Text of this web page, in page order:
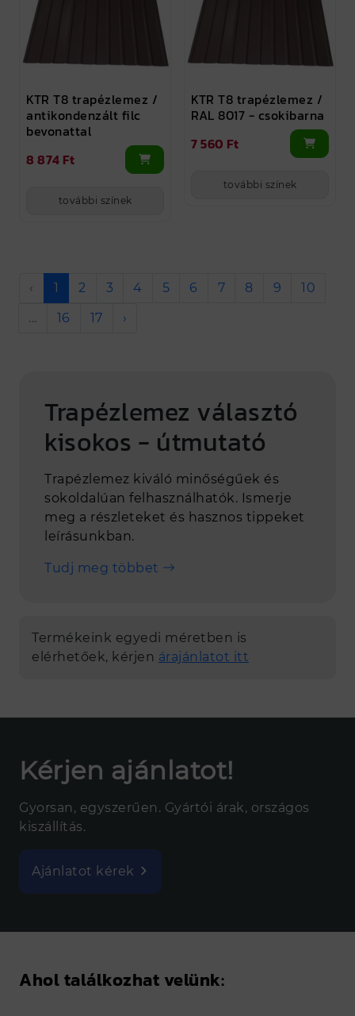
KTR T8 trapézlemez /
antikondenzált filc
bevonattal
8 874 Ft
további színek
KTR T8 trapézlemez /
RAL 8017 - csokibarna
7 560 Ft
további színek
‹ 1 2 3 4 5 6 7 8 9
10
...
16 17 ›
Trapézlemez választó
kisokos - útmutató
Trapézlemez kiváló minőségűek és
sokoldalúan felhasználhatók. Ismerje
meg a részleteket és hasznos tippeket
leírásunkban.
Tudj meg többet
Termékeink egyedi méretben is
elérhetőek, kérjen árajánlatot itt
Kérjen ajánlatot!
Gyorsan, egyszerűen. Gyártói árak, országos
kiszállítás.
Ajánlatot kérek
Ahol találkozhat velünk: